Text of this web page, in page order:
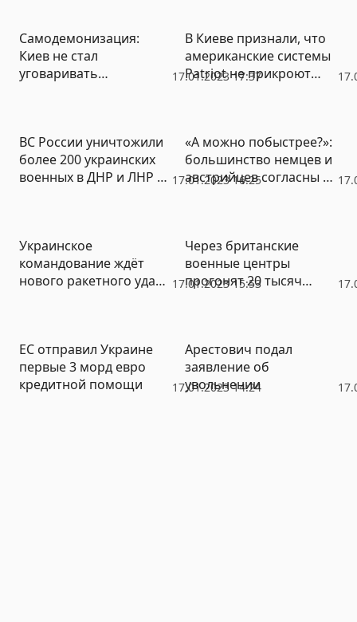
17.01.2023 17:37
Самодемонизация:
Киев не стал
уговаривать
В Киеве признали, что
американские системы
Patriot не прикроют
17.01.2023 16:25
ВС России уничтожили
более 200 украинских
военных в ДНР и ЛНР и
«А можно побыстрее?»:
большинство немцев и
австрийцев согласны с
17.01.2023 15:53
Украинское
командование ждёт
нового ракетного удара
Через британские
военные центры
прогонят 20 тысяч
17.01.2023 14:24
ЕС отправил Украине
первые 3 морд евро
кредитной помощи
Арестович подал
заявление об
увольнении